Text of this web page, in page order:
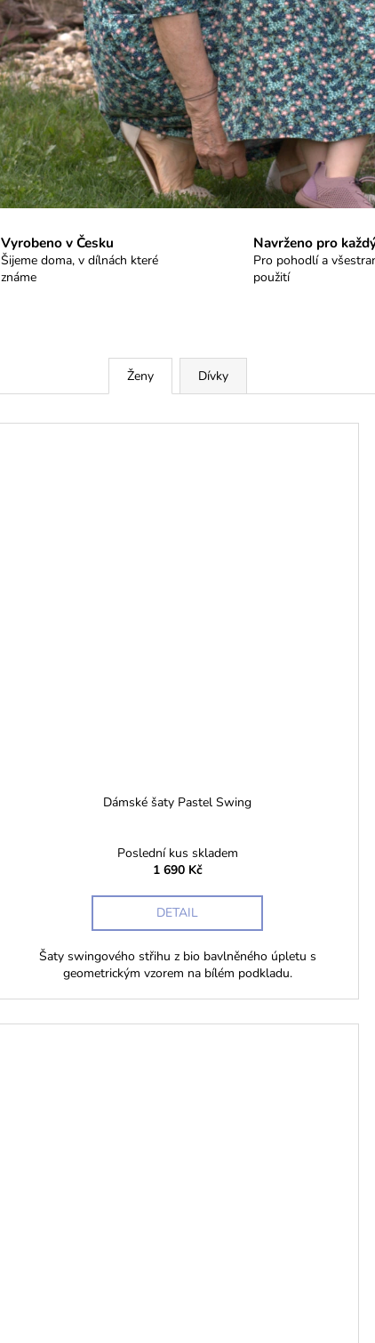
Vyrobeno v Česku
Šijeme doma, v dílnách které
známe
Navrženo pro
Pro pohodlí a
použití
Ženy Dívky
Dámské šaty Pastel Swing
Poslední kus skladem
1 690 Kč
DETAIL
Šaty swingového střihu z bio bavlněného úpletu s
geometrickým vzorem na bílém podkladu.